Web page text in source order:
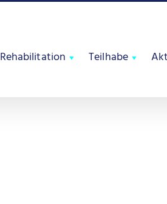
Rehabilitation Teilhabe